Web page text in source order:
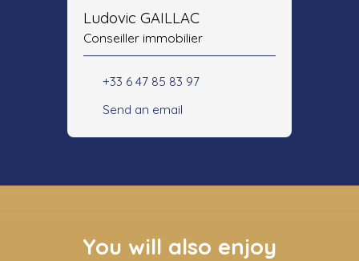
Ludovic GAILLAC
Conseiller immobilier
+33 6 47 85 83 97
Send an email
You will also enjoy